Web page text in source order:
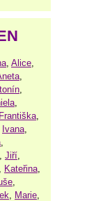
Alice
Františka
Ivana
Jiří
Kateřina
Marie